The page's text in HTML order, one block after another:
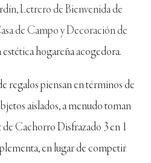
Letrero de Bienvenida de
de Campo y Decoración de
estética hogareña acogedora.
regalos piensan en términos de
aislados, a menudo toman
Cachorro Disfrazado 3 en 1
en lugar de competir